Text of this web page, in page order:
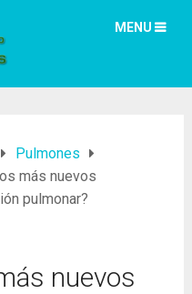
MENU
Pulmones
más nuevos
pulmonar?
nuevos